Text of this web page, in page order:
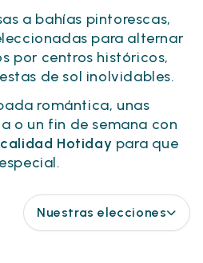
a bahías pintorescas,
para alternar
por centros históricos,
de sol inolvidables.
romántica, unas
o un fin de semana con
Hotiday para que
Nuestras elecciones